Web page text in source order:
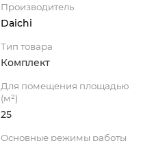
Производитель
Daichi
Тип товара
Комплект
Для помещения площадью
(м²)
25
Основные режимы работы